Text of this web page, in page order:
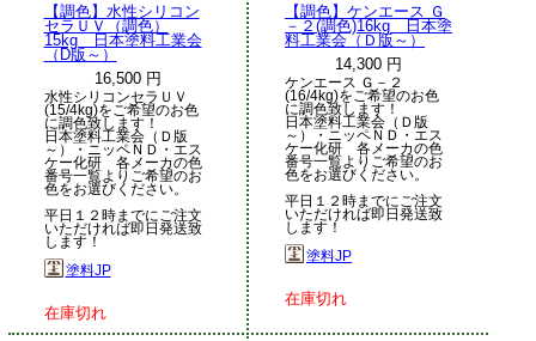
【調色】水性シリコン
セラＵＶ（調色）
15kg 日本塗料工業会
（D版～）
16,500 円
水性シリコンセラＵＶ
(15/4kg)をご希望のお色
に調色致します！
日本塗料工業会（Ｄ版
～）・ニッペＮＤ・エス
ケー化研 各メーカの色
番号一覧よりご希望のお
色をお選びください。
平日１２時までにご注文
いただければ即日発送致
します！
塗料JP
在庫切れ
【調色】ケンエース Ｇ
－２(調色)16kg 日本塗
料工業会（Ｄ版～）
14,300 円
ケンエース Ｇ－２
(16/4kg)をご希望のお色
に調色致します！
日本塗料工業会（Ｄ版
～）・ニッペＮＤ・エス
ケー化研 各メーカの色
番号一覧よりご希望のお
色をお選びください。
平日１２時までにご注文
いただければ即日発送致
します！
塗料JP
在庫切れ